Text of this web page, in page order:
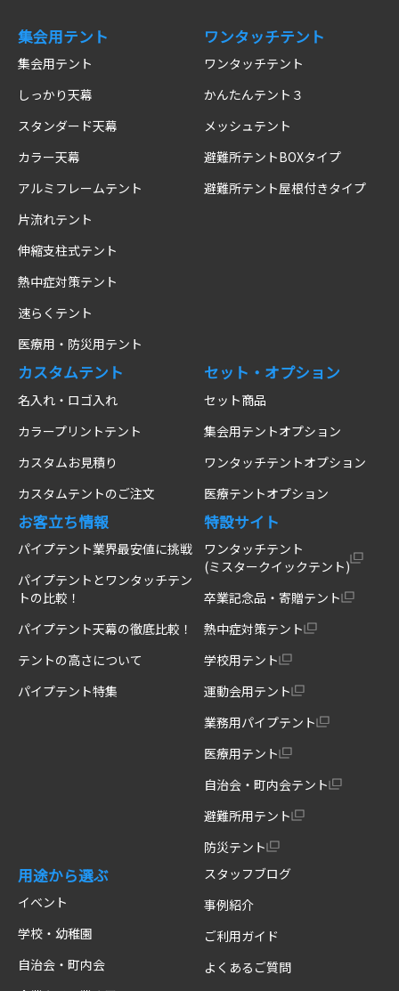
集会用テント
集会用テント
しっかり天幕
スタンダード天幕
カラー天幕
アルミフレームテント
片流れテント
伸縮支柱式テント
熱中症対策テント
速らくテント
医療用・防災用テント
ワンタッチテント
ワンタッチテント
かんたんテント３
メッシュテント
避難所テントBOXタイプ
避難所テント屋根付きタイプ
カスタムテント
名入れ・ロゴ入れ
カラープリントテント
カスタムお見積り
カスタムテントのご注文
セット・オプション
セット商品
集会用テントオプション
ワンタッチテントオプション
医療テントオプション
お客立ち情報
パイプテント業界最安値に挑戦
パイプテントとワンタッチテン
トの比較！
パイプテント天幕の徹底比較！
テントの高さについて
パイプテント特集
特設サイト
ワンタッチテント
(ミスタークイックテント)
卒業記念品・寄贈テント
熱中症対策テント
学校用テント
運動会用テント
業務用パイプテント
医療用テント
自治会・町内会テント
避難所用テント
防災テント
用途から選ぶ
イベント
学校・幼稚園
自治会・町内会
スタッフブログ
事例紹介
ご利用ガイド
よくあるご質問